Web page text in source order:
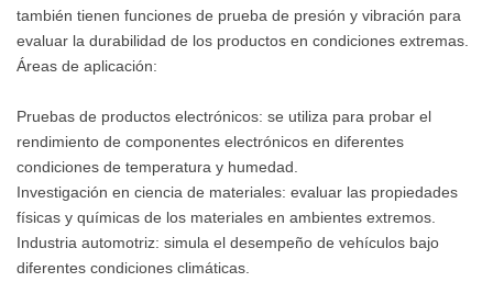
también tienen funciones de prueba de presión y vibración para
evaluar la durabilidad de los productos en condiciones extremas.
Áreas de aplicación:
Pruebas de productos electrónicos: se utiliza para probar el
rendimiento de componentes electrónicos en diferentes
condiciones de temperatura y humedad.
Investigación en ciencia de materiales: evaluar las propiedades
físicas y químicas de los materiales en ambientes extremos.
Industria automotriz: simula el desempeño de vehículos bajo
diferentes condiciones climáticas.